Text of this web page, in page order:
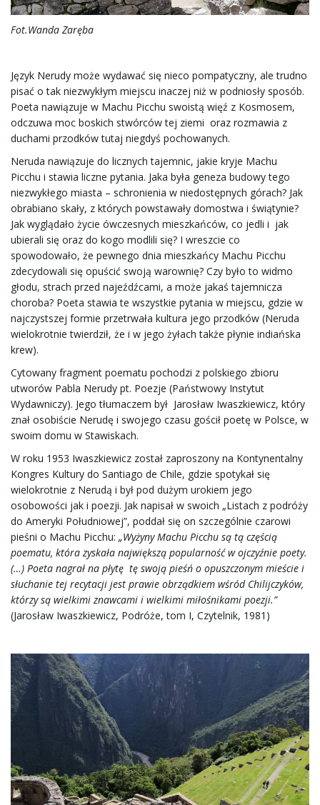
Fot.Wanda Zaręba
Język Nerudy może wydawać się nieco pompatyczny, ale trudno
pisać o tak niezwykłym miejscu inaczej niż w podniosły sposób.
Poeta nawiązuje w Machu Picchu swoistą więź z Kosmosem,
odczuwa moc boskich stwórców tej ziemi oraz rozmawia z
duchami przodków tutaj niegdyś pochowanych.
Neruda nawiązuje do licznych tajemnic, jakie kryje Machu
Picchu i stawia liczne pytania. Jaka była geneza budowy tego
niezwykłego miasta – schronienia w niedostępnych górach? Jak
obrabiano skały, z których powstawały domostwa i świątynie?
Jak wyglądało życie ówczesnych mieszkańców, co jedli i jak
ubierali się oraz do kogo modlili się? I wreszcie co
spowodowało, że pewnego dnia mieszkańcy Machu Picchu
zdecydowali się opuścić swoją warownię? Czy było to widmo
głodu, strach przed najeźdźcami, a może jakaś tajemnicza
choroba? Poeta stawia te wszystkie pytania w miejscu, gdzie w
najczystszej formie przetrwała kultura jego przodków (Neruda
wielokrotnie twierdził, że i w jego żyłach także płynie indiańska
krew).
Cytowany fragment poematu pochodzi z polskiego zbioru
utworów Pabla Nerudy pt. Poezje (Państwowy Instytut
Wydawniczy). Jego tłumaczem był Jarosław Iwaszkiewicz, który
znał osobiście Nerudę i swojego czasu gościł poetę w Polsce, w
swoim domu w Stawiskach.
W roku 1953 Iwaszkiewicz został zaproszony na Kontynentalny
Kongres Kultury do Santiago de Chile, gdzie spotykał się
wielokrotnie z Nerudą i był pod dużym urokiem jego
osobowości jak i poezji. Jak napisał w swoich „Listach z podróży
do Ameryki Południowej”, poddał się on szczególnie czarowi
pieśni o Machu Picchu: „Wyżyny Machu Picchu są tą częścią
poematu, która zyskała największą popularność w ojczyźnie poety.
(…) Poeta nagrał na płytę tę swoją pieśń o opuszczonym mieście i
słuchanie tej recytacji jest prawie obrządkiem wśród Chilijczyków,
którzy są wielkimi znawcami i wielkimi miłośnikami poezji.”
(Jarosław Iwaszkiewicz, Podróże, tom I, Czytelnik, 1981)